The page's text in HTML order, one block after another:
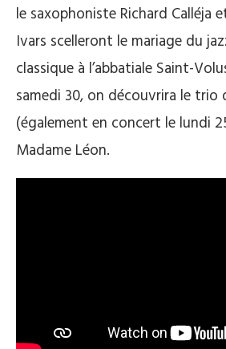
le saxophoniste Richard Calléja
Ivars scelleront le mariage du
classique à l’abbatiale Saint-
samedi 30, on découvrira le trio
(également en concert le lundi
Madame Léon.